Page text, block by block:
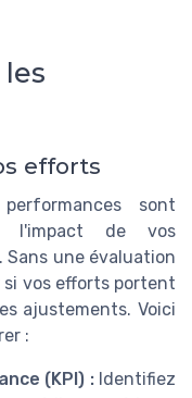
efforts
sont
l'impact de vos
une évaluation
si vos efforts portent
ajustements. Voici
:
(KPI) :Identifiez